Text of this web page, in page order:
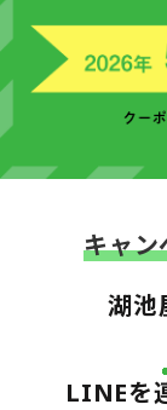
キャン
湖池
LINEを